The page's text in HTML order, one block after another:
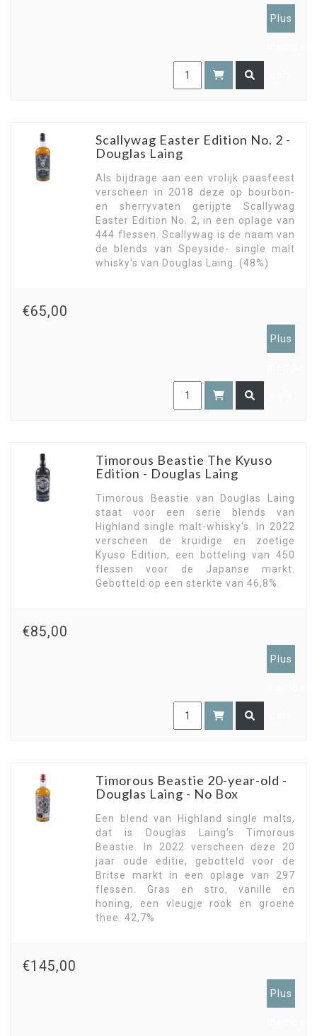
Plus
Scallywag Easter Edition No. 2 -
Douglas Laing
Als bijdrage aan een vrolijk paasfeest
verscheen in 2018 deze op bourbon-
en sherryvaten gerijpte Scallywag
Easter Edition No. 2, in een oplage van
444 flessen. Scallywag is de naam van
de blends van Speyside- single malt
whisky's van Douglas Laing. (48%)
€65,00
Plus
Timorous Beastie The Kyuso
Edition - Douglas Laing
Timorous Beastie van Douglas Laing
staat voor een serie blends van
Highland single malt-whisky's. In 2022
verscheen de kruidige en zoetige
Kyuso Edition, een botteling van 450
flessen voor de Japanse markt.
Gebotteld op een sterkte van 46,8%.
€85,00
Plus
Timorous Beastie 20-year-old -
Douglas Laing - No Box
Een blend van Highland single malts,
dat is Douglas Laing’s Timorous
Beastie. In 2022 verscheen deze 20
jaar oude editie, gebotteld voor de
Britse markt in een oplage van 297
flessen. Gras en stro, vanille en
honing, een vleugje rook en groene
thee. 42,7%
€145,00
Plus